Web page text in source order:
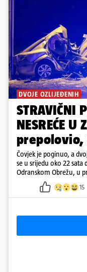
DVOJE OZLIJEĐENIH
STRAVIČNI
NESREĆE U
prepolovio,
Čovjek je poginuo, a
se u srijedu oko 22 sata
Odranskom Obrežu, u
neutvrđenih razloga
prepolovilo.
15